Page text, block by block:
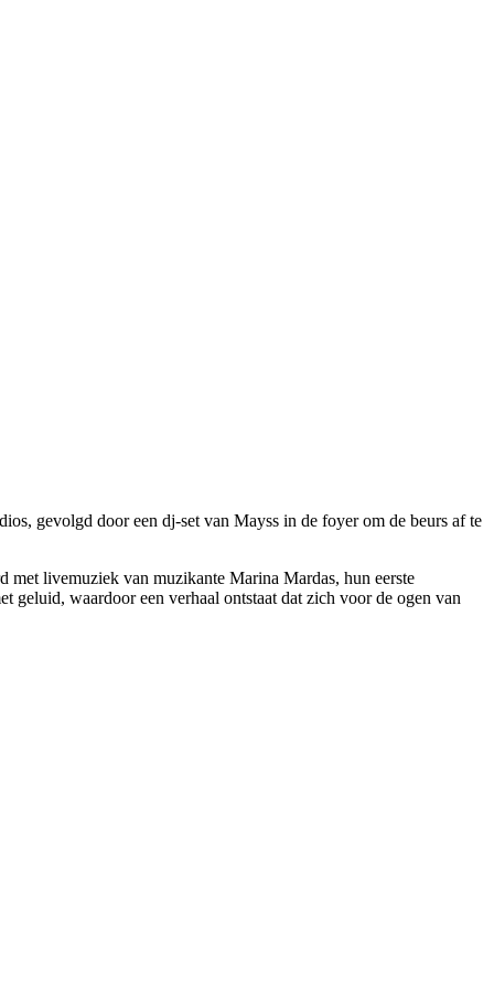
gevolgd door een dj-set van Mayss in de foyer om de beurs af te
livemuziek van muzikante Marina Mardas, hun eerste
geluid, waardoor een verhaal ontstaat dat zich voor de ogen van